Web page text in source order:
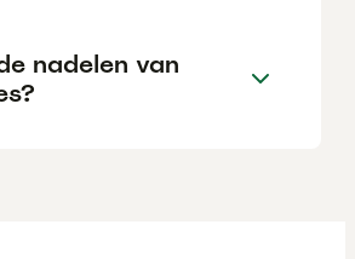
nadelen van